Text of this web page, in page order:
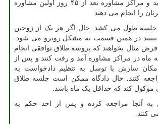
مشاوره ارجاع شوید و مراکز مشاوره بعد از ۴۵ روز اولین مشاوره
را انجام می دهند.
مشاوره ها ۵ جلسه طول می کشد .حال اگر هر یک از زوجین
ببینند در همین قسمت به مشکل روبرو می شود.
فرض مثال بخواهند که پروسه طلاق توافقی انجام
ماه در مراکز مشاوره آمد و رفت کنند و پس از
سازش با توسل به تنظیم دادخواست به
کنند. حال دادگاه ممکن است جلسه طلاق
موکول کند که حداقل یک ماه باشد.
آنجا مراجعه کرده و پس از اخذ حکم به
کنند.